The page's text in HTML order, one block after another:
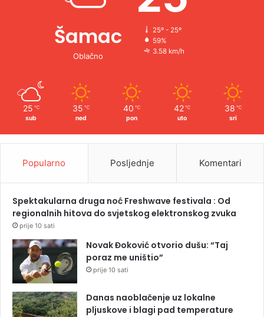
Šamac
Oblačno
25º - 25º
59%
3.58 km/h
25 ℃
sub
35 ℃
ned
40 ℃
pon
42 ℃
uto
38 ℃
sri
Popularno Posljednje Komentari
Spektakularna druga noć Freshwave festivala : Od
regionalnih hitova do svjetskog elektronskog zvuka
prije 10 sati
Novak Đoković otvorio dušu: “Taj
poraz me uništio”
prije 10 sati
Danas naoblačenje uz lokalne
pljuskove i blagi pad temperature